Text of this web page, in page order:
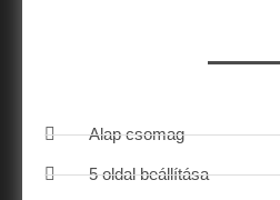
Alap csomag
5 oldal beállítása